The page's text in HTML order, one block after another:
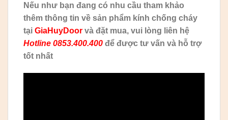
Nếu như bạn đang có nhu cầu tham khảo
thêm thông tin về sản phẩm kính chống cháy
tại GiaHuyDoor và đặt mua, vui lòng liên hệ
Hotline 0853.400.400 để được tư vấn và hỗ trợ
tốt nhất